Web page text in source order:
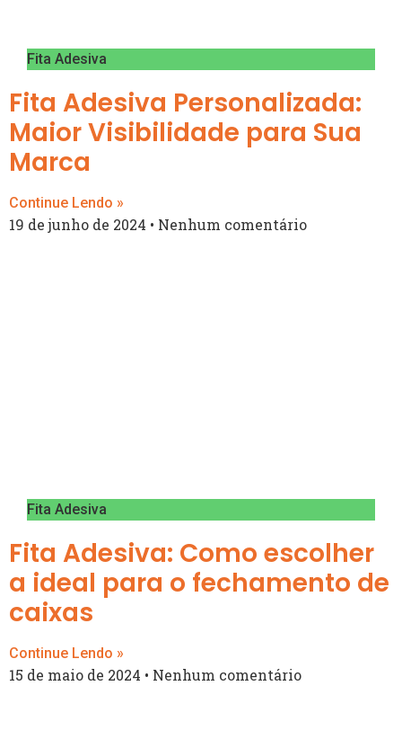
Fita Adesiva
Fita Adesiva Personalizada:
Maior Visibilidade para Sua
Marca
Continue Lendo »
19 de junho de 2024 Nenhum comentário
Fita Adesiva
Fita Adesiva: Como escolher
a ideal para o fechamento de
caixas
Continue Lendo »
15 de maio de 2024 Nenhum comentário